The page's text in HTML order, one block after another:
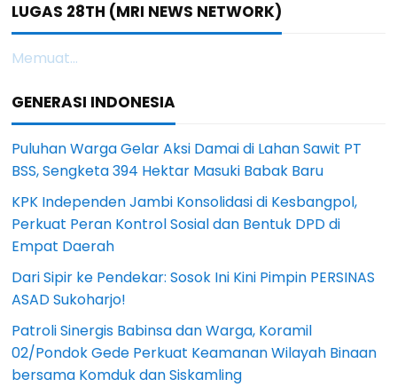
LUGAS 28TH (MRI NEWS NETWORK)
Memuat...
GENERASI INDONESIA
Puluhan Warga Gelar Aksi Damai di Lahan Sawit PT
BSS, Sengketa 394 Hektar Masuki Babak Baru
KPK Independen Jambi Konsolidasi di Kesbangpol,
Perkuat Peran Kontrol Sosial dan Bentuk DPD di
Empat Daerah
Dari Sipir ke Pendekar: Sosok Ini Kini Pimpin PERSINAS
ASAD Sukoharjo!
Patroli Sinergis Babinsa dan Warga, Koramil
02/Pondok Gede Perkuat Keamanan Wilayah Binaan
bersama Komduk dan Siskamling